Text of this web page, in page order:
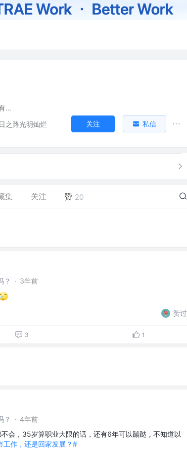
页面隐藏元素的方法有六种，你知道吗？
之路光明灿烂
关注 私信
集 关注 赞 20
？ · 3年前
赞过
3 1
？ · 4年前
会，35岁算职业大限的话，还有6年可以蹦跶，不知道以
工作，还是回家发展？#